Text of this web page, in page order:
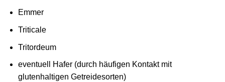
Emmer
Triticale
Tritordeum
eventuell Hafer (durch häufigen Kontakt mit
glutenhaltigen Getreidesorten)